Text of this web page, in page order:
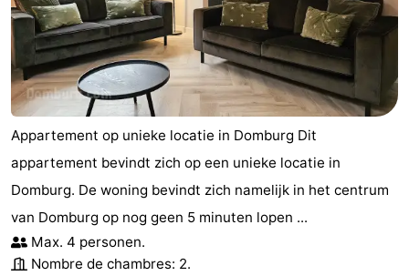
Appartement op unieke locatie in Domburg Dit
appartement bevindt zich op een unieke locatie in
Domburg. De woning bevindt zich namelijk in het centrum
van Domburg op nog geen 5 minuten lopen ...
Max. 4 personen.
Nombre de chambres: 2.